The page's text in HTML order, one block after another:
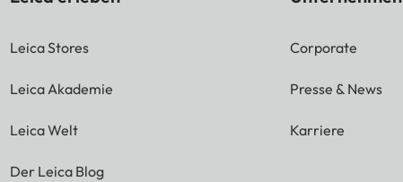
Leica Stores
Leica Akademie
Leica Welt
Der Leica Blog
Corporate
Presse & News
Karriere